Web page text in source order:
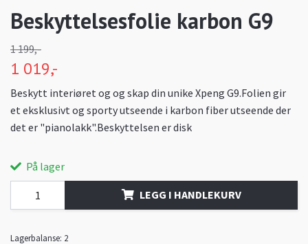
Beskyttelsesfolie karbon G9
1 199,-
1 019,-
Beskytt interiøret og og skap din unike Xpeng G9.Folien gir
et eksklusivt og sporty utseende i karbon fiber utseende der
det er "pianolakk".Beskyttelsen er disk
På lager
LEGG I HANDLEKURV
Lagerbalanse: 2